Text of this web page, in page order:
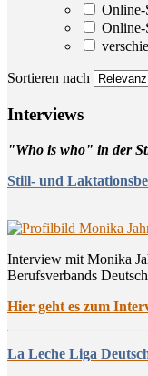
Online-
Sortieren nach
Inter­views
"Who is who" in der
Still- und
Interview mit Monika
Berufsverbands
Hier geht es zum
La Leche Liga